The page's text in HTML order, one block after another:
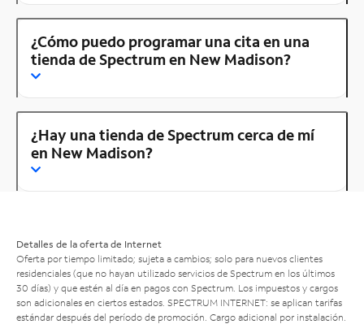
¿Cómo puedo programar una cita en una
tienda de Spectrum en New Madison?
¿Hay una tienda de Spectrum cerca de mí
en New Madison?
Detalles de la oferta de Internet
Oferta por tiempo limitado; sujeta a cambios; solo para nuevos clientes
residenciales (que no hayan utilizado servicios de Spectrum en los últimos
30 días) y que estén al día en pagos con Spectrum. Los impuestos y cargos
son adicionales en ciertos estados. SPECTRUM INTERNET: se aplican tarifas
estándar después del período de promoción. Cargo adicional por instalación.